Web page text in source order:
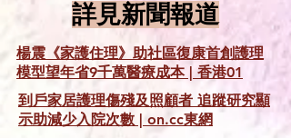
詳見新聞報道
楊震《家護住理》助社區復康首創護理
模型望年省9千萬醫療成本 | 香港01
到戶家居護理傷殘及照顧者 追蹤研究顯
示助減少入院次數 | on.cc東網